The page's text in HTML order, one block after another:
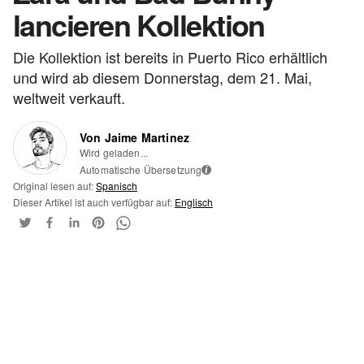
lancieren Kollektion
Die Kollektion ist bereits in Puerto Rico erhältlich
und wird ab diesem Donnerstag, dem 21. Mai,
weltweit verkauft.
Von Jaime Martinez
Wird geladen...
Automatische Übersetzung i
Original lesen auf:Spanisch
Dieser Artikel ist auch verfügbar auf: Englisch